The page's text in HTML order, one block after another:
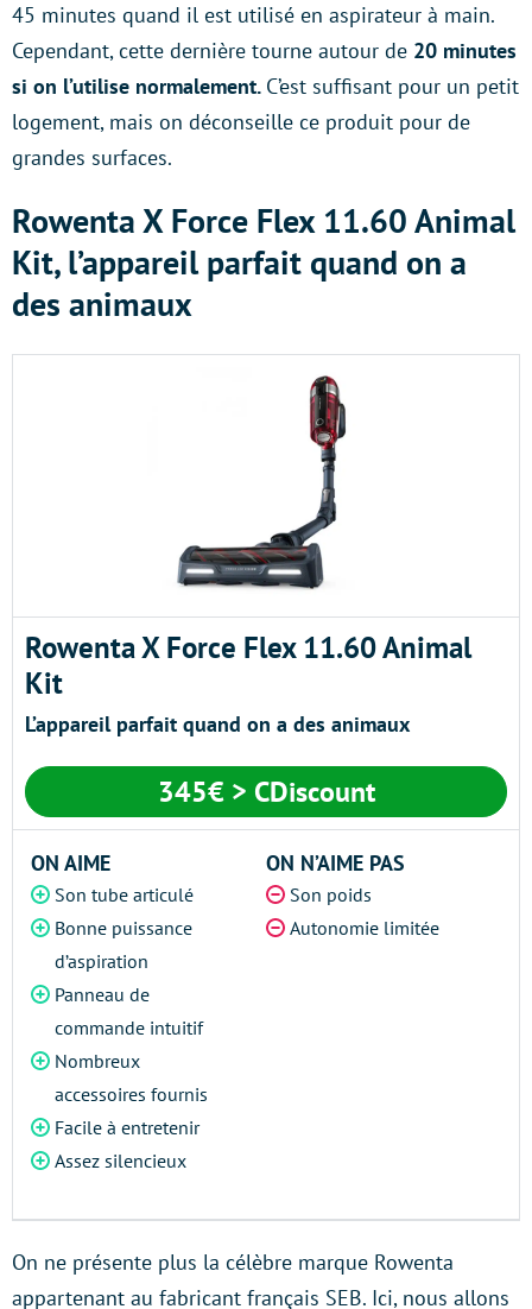
45 minutes quand il est utilisé en aspirateur à main.
Cependant, cette dernière tourne autour de 20 minutes
si on l’utilise normalement. C’est suffisant pour un petit
logement, mais on déconseille ce produit pour de
grandes surfaces.
Rowenta X Force Flex 11.60 Animal
Kit, l’appareil parfait quand on a
des animaux
Rowenta X Force Flex 11.60 Animal
Kit
L’appareil parfait quand on a des animaux
345€ > CDiscount
ON AIME
Son tube articulé
Bonne puissance
d’aspiration
Panneau de
commande intuitif
Nombreux
accessoires fournis
Facile à entretenir
Assez silencieux
ON N’AIME PAS
Son poids
Autonomie limitée
On ne présente plus la célèbre marque Rowenta
appartenant au fabricant français SEB. Ici, nous allons